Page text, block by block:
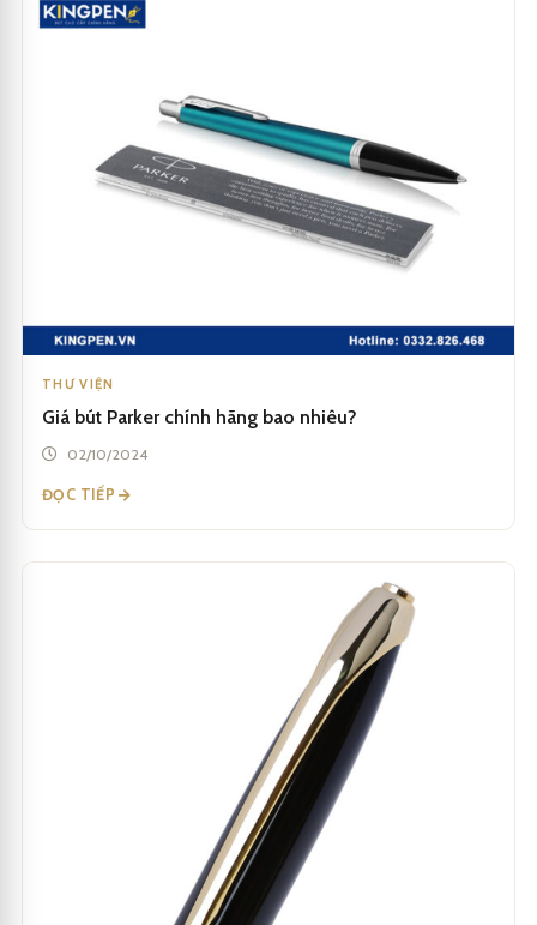
THƯ VIỆN
Giá bút Parker chính hãng bao nhiêu?
02/10/2024
ĐỌC TIẾP